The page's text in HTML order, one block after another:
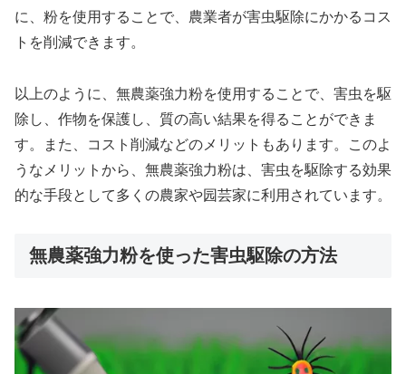
に、粉を使用することで、農業者が害虫駆除にかかるコス
トを削減できます。
以上のように、無農薬強力粉を使用することで、害虫を駆
除し、作物を保護し、質の高い結果を得ることができま
す。また、コスト削減などのメリットもあります。このよ
うなメリットから、無農薬強力粉は、害虫を駆除する効果
的な手段として多くの農家や园芸家に利用されています。
無農薬強力粉を使った害虫駆除の方法